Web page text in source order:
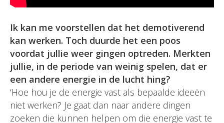
Ik kan me voorstellen dat het demotiverend
kan werken. Toch duurde het een poos
voordat jullie weer gingen optreden. Merkten
jullie, in de periode van weinig spelen, dat er
een andere energie in de lucht hing?
‘Hoe hou je de energie vast als bepaalde ideeën
niet werken? Je gaat dan naar andere dingen
zoeken die kunnen helpen om die energie vast te